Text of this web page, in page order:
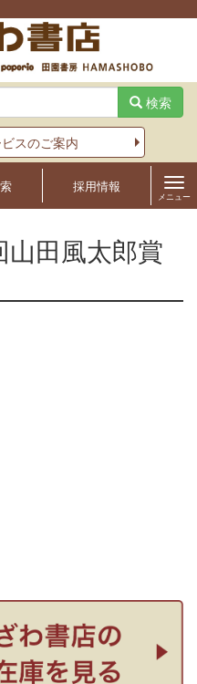
検索
スのご案内
採用情報
メニュー
山田風太郎賞